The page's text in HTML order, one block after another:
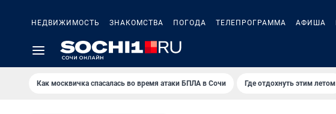
НЕДВИЖИМОСТЬ ЗНАКОМСТВА ПОГОДА ТЕЛЕПРОГРАММА АФИША
Как москвичка спасалась во время атаки БПЛА в Сочи Где отдохнуть этим летом